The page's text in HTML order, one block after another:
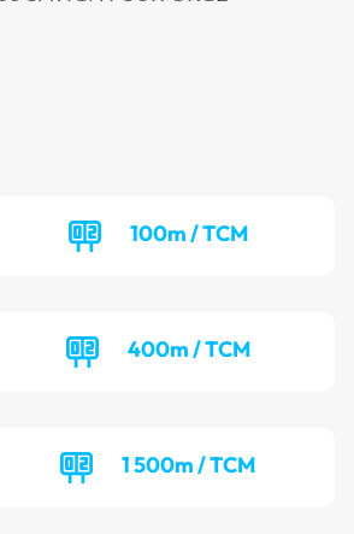
100m / TCM
400m / TCM
1 500m / TCM